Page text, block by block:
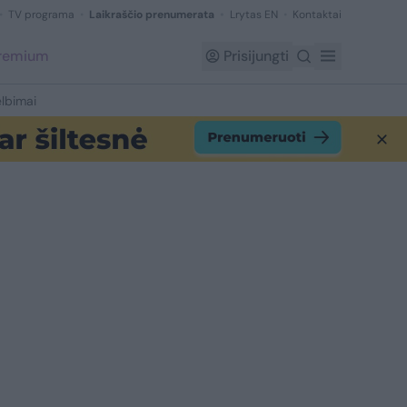
TV programa Laikraščio prenumerata Lrytas EN Kontaktai
Prisijungti